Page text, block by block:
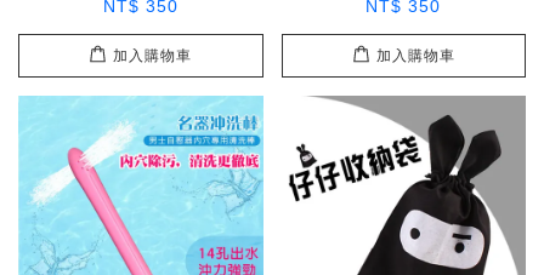
NT$ 350
加入購物車
NT$ 350
加入購物車